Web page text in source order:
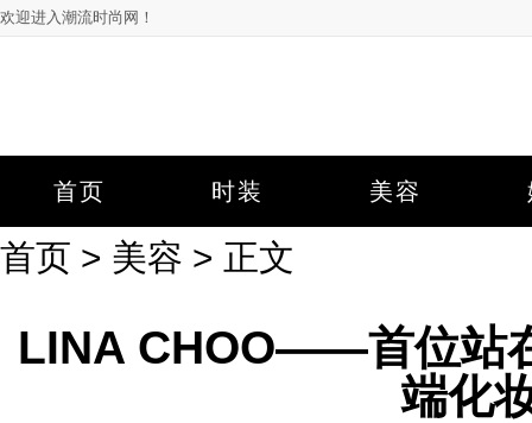
欢迎进入潮流时尚网！
首页 时装 美容
首页 > 美容 > 正文
LINA CHOO——首位站
端化